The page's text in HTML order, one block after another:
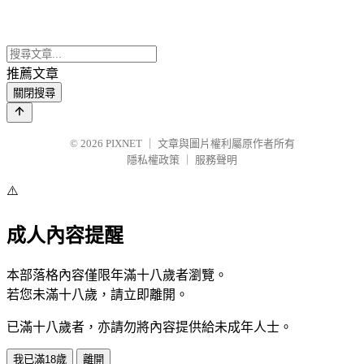
推薦文章
關閉搜尋
© 2026 PIXNET
文章與圖片權利屬原作者所有
隱私權政策
服務聲明
⚠️
成人內容提醒
本部落格內容僅限年滿十八歲者瀏覽。
若您未滿十八歲，請立即離開。
已滿十八歲者，亦請勿將內容提供給未成年人士。
我已滿18歲 離開